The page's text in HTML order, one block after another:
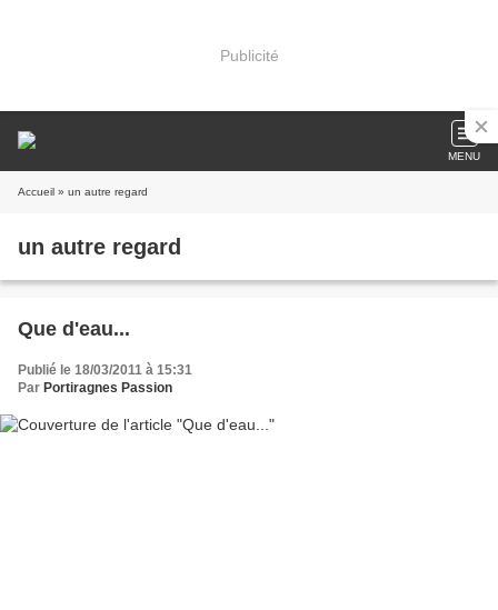
Publicité
MENU
Accueil » un autre regard
un autre regard
Que d'eau...
Publié le 18/03/2011 à 15:31
Par Portiragnes Passion